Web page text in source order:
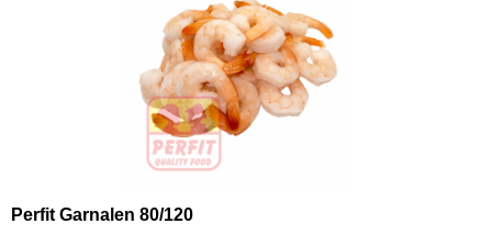
Perfit Garnalen 80/120